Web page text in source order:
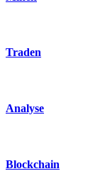
Traden
Analyse
Blockchain